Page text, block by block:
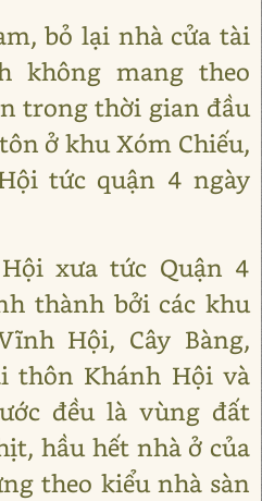
bỏ lại nhà cửa tài
không mang theo
trong thời gian đầu
ở khu Xóm Chiếu,
tức quận 4 ngày
xưa tức Quận 4
thành bởi các khu
Hội, Cây Bàng,
thôn Khánh Hội và
đều là vùng đất
hầu hết nhà ở của
theo kiểu nhà sàn